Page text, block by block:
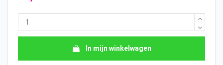
In mijn winkelwagen